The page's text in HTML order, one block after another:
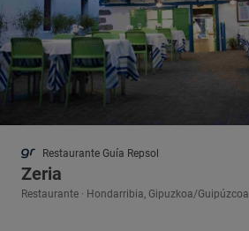
Restaurante Guía Repsol
Zeria
Restaurante · Hondarribia, Gipuzkoa/Guipúzcoa